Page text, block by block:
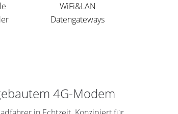
WiFi&LAN
Datengateways
4G-Modem